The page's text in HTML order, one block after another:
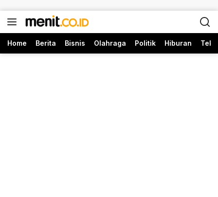
Home Berita Bisnis Olahraga Politik Hiburan